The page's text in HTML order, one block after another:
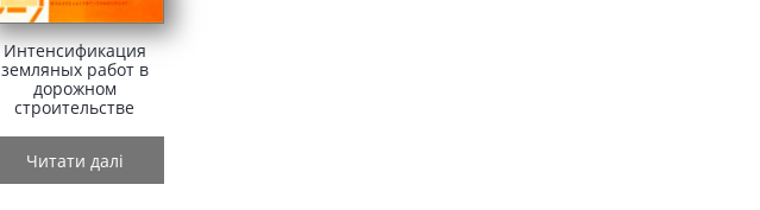
Интенсификация
земляных работ в
дорожном
строительстве
Читати далі